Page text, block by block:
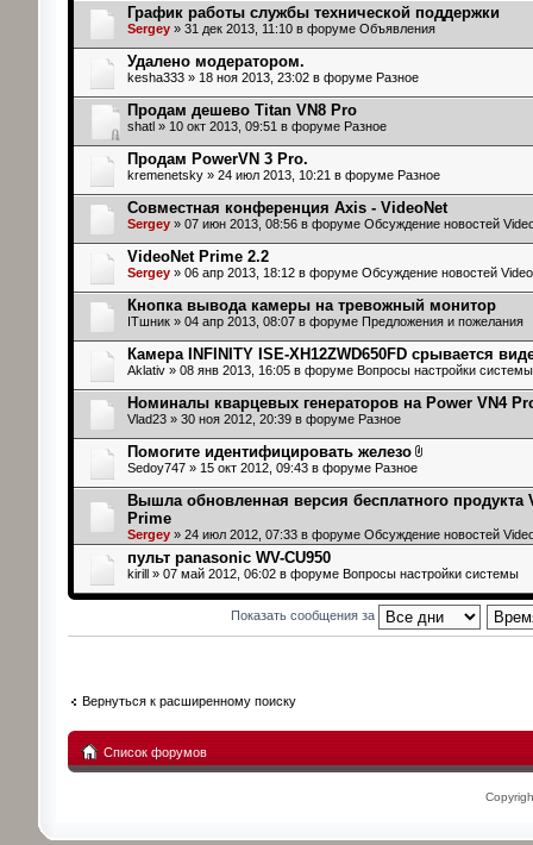
График работы службы технической поддержки
Sergey» 31 дек 2013, 11:10 в форуме Объявления
Удалено модератором.
kesha333» 18 ноя 2013, 23:02 в форуме Разное
Продам дешево Titan VN8 Pro
shatl» 10 окт 2013, 09:51 в форуме Разное
Продам PowerVN 3 Pro.
kremenetsky» 24 июл 2013, 10:21 в форуме Разное
Совместная конференция Axis - VideoNet
Sergey» 07 июн 2013, 08:56 в форуме Обсуждение новостей
VideoNet Prime 2.2
Sergey» 06 апр 2013, 18:12 в форуме Обсуждение новостей
Кнопка вывода камеры на тревожный монитор
ITшник» 04 апр 2013, 08:07 в форуме Предложения и пожелания
Камера INFINITY ISE-XH12ZWD650FD срывается
Aklativ» 08 янв 2013, 16:05 в форуме Вопросы настройки системы
Номиналы кварцевых генераторов на Power VN4
Vlad23» 30 ноя 2012, 20:39 в форуме Разное
Помогите идентифицировать железо
Sedoy747» 15 окт 2012, 09:43 в форуме Разное
Вышла обновленная версия бесплатного продукта
Prime
Sergey» 24 июл 2012, 07:33 в форуме Обсуждение новостей
пульт panasonic WV-CU950
kirill» 07 май 2012, 06:02 в форуме Вопросы настройки системы
Показать сообщения за
Вернуться к расширенному поиску
Список форумов